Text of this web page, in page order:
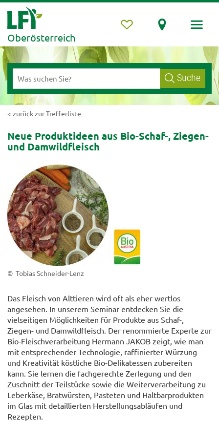
Oberösterreich
Suche
< zurück zur Trefferliste
Neue Produktideen aus Bio-Schaf-, Ziegen-
und Damwildfleisch
© Tobias Schneider-Lenz
Das Fleisch von Alttieren wird oft als eher wertlos
angesehen. In unserem Seminar entdecken Sie die
vielseitigen Möglichkeiten für Produkte aus Schaf-,
Ziegen- und Damwildfleisch. Der renommierte Experte zur
Bio-Fleischverarbeitung Hermann JAKOB zeigt, wie man
mit entsprechender Technologie, raffinierter Würzung
und Kreativität köstliche Bio-Delikatessen zubereiten
kann. Sie lernen die fachgerechte Zerlegung und den
Zuschnitt der Teilstücke sowie die Weiterverarbeitung zu
Leberkäse, Bratwürsten, Pasteten und Haltbarprodukten
im Glas mit detaillierten Herstellungsabläufen und
Rezepten.